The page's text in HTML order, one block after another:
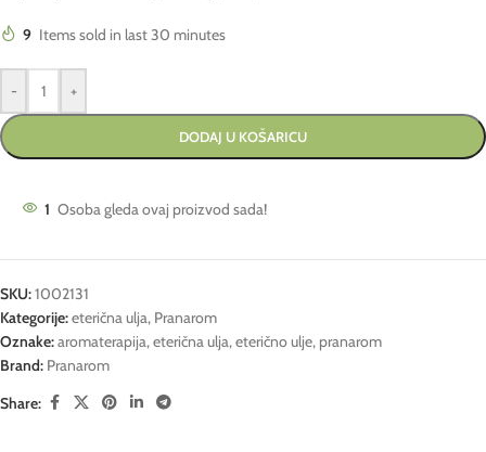
9 Items sold in last 30 minutes
- +
DODAJ U KOŠARICU
1 Osoba gleda ovaj proizvod sada!
SKU:1002131
Kategorije:eterična ulja, Pranarom
Oznake:aromaterapija,eterična ulja,eterično ulje, pranarom
Brand: Pranarom
Share: